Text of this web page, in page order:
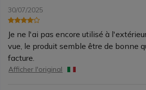
30/07/2025
Je ne l'ai pas encore utilisé à
vue, le produit semble être de bonne
facture.
Afficher l'original